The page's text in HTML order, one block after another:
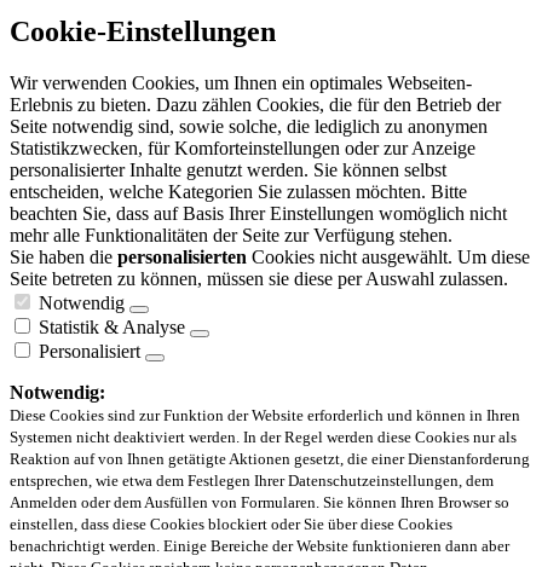
Cookie-Einstellungen
Wir verwenden Cookies, um Ihnen ein optimales Webseiten-
Erlebnis zu bieten. Dazu zählen Cookies, die für den Betrieb der
Seite notwendig sind, sowie solche, die lediglich zu anonymen
Statistikzwecken, für Komforteinstellungen oder zur Anzeige
personalisierter Inhalte genutzt werden. Sie können selbst
entscheiden, welche Kategorien Sie zulassen möchten. Bitte
beachten Sie, dass auf Basis Ihrer Einstellungen womöglich nicht
mehr alle Funktionalitäten der Seite zur Verfügung stehen.
Sie haben die personalisierten Cookies nicht ausgewählt. Um diese
Seite betreten zu können, müssen sie diese per Auswahl zulassen.
Notwendig
Statistik & Analyse
Personalisiert
Notwendig:
Diese Cookies sind zur Funktion der Website erforderlich und können in Ihren
Systemen nicht deaktiviert werden. In der Regel werden diese Cookies nur als
Reaktion auf von Ihnen getätigte Aktionen gesetzt, die einer Dienstanforderung
entsprechen, wie etwa dem Festlegen Ihrer Datenschutzeinstellungen, dem
Anmelden oder dem Ausfüllen von Formularen. Sie können Ihren Browser so
einstellen, dass diese Cookies blockiert oder Sie über diese Cookies
benachrichtigt werden. Einige Bereiche der Website funktionieren dann aber